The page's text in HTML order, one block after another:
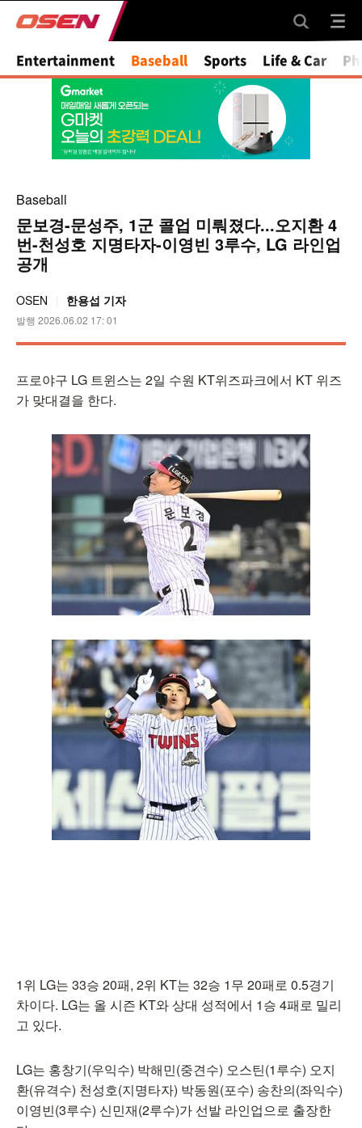
Mute
Entertainment Baseball Sports Life & Car
Baseball
문보경-문성주, 1군 콜업 미뤄졌다...오지환 4
번-천성호 지명타자-이영빈 3루수, LG 라인업
공개
OSEN 한용섭 기자
발행 2026.06.02 17: 01
프로야구 LG 트윈스는 2일 수원 KT위즈파크에서 KT 위즈
가 맞대결을 한다.
1위 LG는 33승 20패, 2위 KT는 32승 1무 20패로 0.5경기
차이다. LG는 올 시즌 KT와 상대 성적에서 1승 4패로 밀리
고 있다.
LG는 홍창기(우익수) 박해민(중견수) 오스틴(1루수) 오지
환(유격수) 천성호(지명타자) 박동원(포수) 송찬의(좌익수)
이영빈(3루수) 신민재(2루수)가 선발 라인업으로 출장한